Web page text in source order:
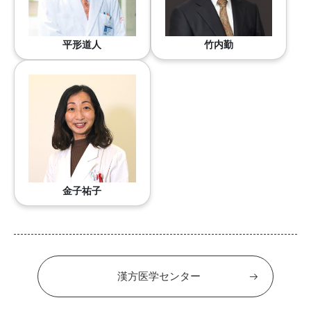
平形道人 竹内勤
金子祐子
漢方医学センター